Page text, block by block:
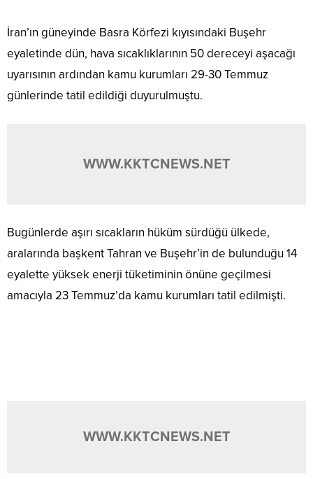
İran’ın güneyinde Basra Körfezi kıyısındaki Buşehr
eyaletinde dün, hava sıcaklıklarının 50 dereceyi aşacağı
uyarısının ardından kamu kurumları 29-30 Temmuz
günlerinde tatil edildiği duyurulmuştu.
WWW.KKTCNEWS.NET
Bugünlerde aşırı sıcakların hüküm sürdüğü ülkede,
aralarında başkent Tahran ve Buşehr’in de bulunduğu 14
eyalette yüksek enerji tüketiminin önüne geçilmesi
amacıyla 23 Temmuz’da kamu kurumları tatil edilmişti.
WWW.KKTCNEWS.NET